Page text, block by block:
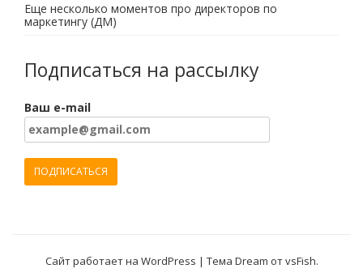
Еще несколько моментов про директоров по
маркетингу (ДМ)
Подписаться на рассылку
Ваш e-mail
Сайт работает на WordPress | Тема Dream отvsFish.